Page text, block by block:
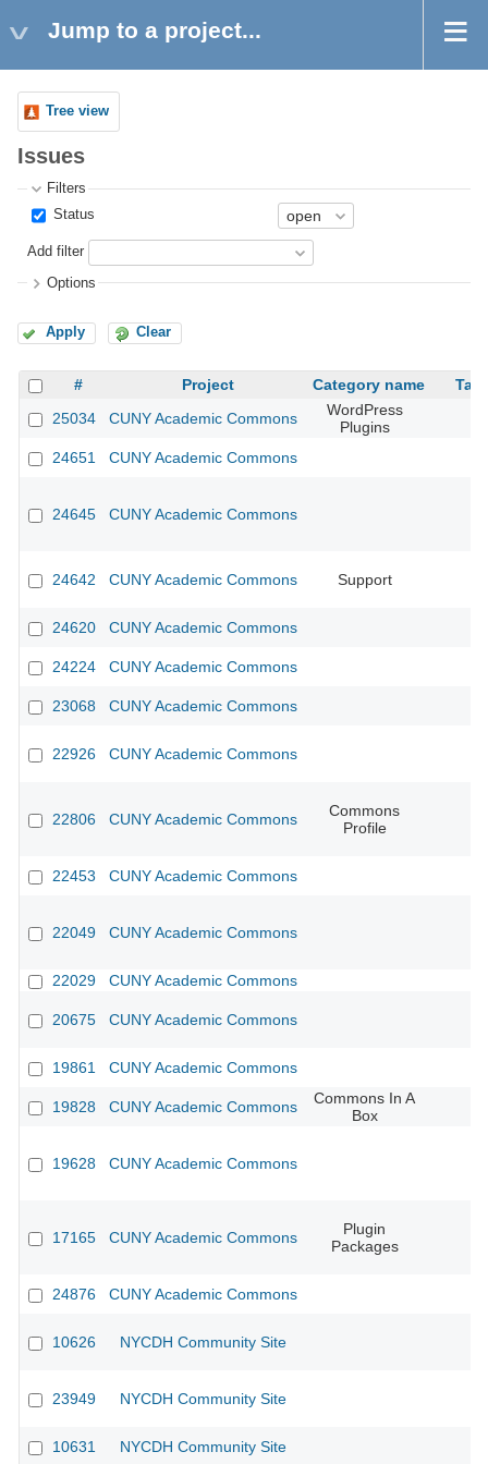
Jump to a project...
Tree view
Issues
Filters
Status
Add filter
Options
Apply Clear
# Project Category name
25034
CUNY Academic Commons
WordPress
Plugins
24651
CUNY Academic Commons
24645 CUNY Academic Commons
24642 CUNY Academic Commons Support
24620 CUNY Academic Commons
24224 CUNY Academic Commons
23068 CUNY Academic Commons
22926 CUNY Academic Commons
22806 CUNY Academic Commons
Commons
Profile
22453 CUNY Academic Commons
22049 CUNY Academic Commons
22029 CUNY Academic Commons
20675 CUNY Academic Commons
19861 CUNY Academic Commons
19828 CUNY Academic Commons
Commons In A
Box
19628 CUNY Academic Commons
17165 CUNY Academic Commons
Plugin
Packages
24876 CUNY Academic Commons
10626 NYCDH Community Site
23949 NYCDH Community Site
10631 NYCDH Community Site